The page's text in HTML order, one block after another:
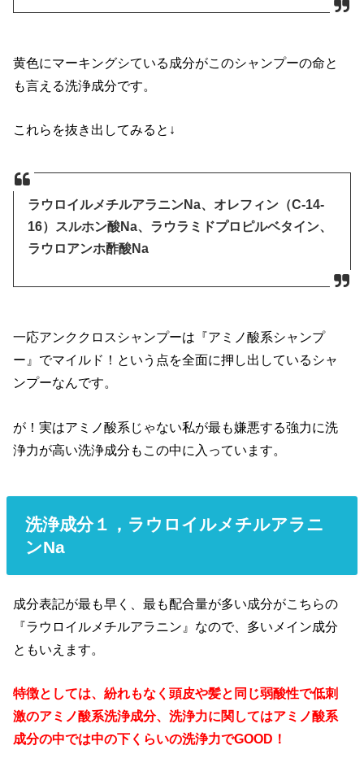
黄色にマーキングシている成分がこのシャンプーの命と
も言える洗浄成分です。
これらを抜き出してみると↓
ラウロイルメチルアラニンNa、オレフィン（C-14-
16）スルホン酸Na、ラウラミドプロピルベタイン、
ラウロアンホ酢酸Na
一応アンククロスシャンプーは『アミノ酸系シャンプ
ー』でマイルド！という点を全面に押し出しているシャ
ンプーなんです。
が！実はアミノ酸系じゃない私が最も嫌悪する強力に洗
浄力が高い洗浄成分もこの中に入っています。
洗浄成分１， ラウロイルメチルアラニ
ンNa
成分表記が最も早く、最も配合量が多い成分がこちらの
『ラウロイルメチルアラニン』なので、多いメイン成分
ともいえます。
特徴としては、紛れもなく頭皮や髪と同じ弱酸性で低刺
激のアミノ酸系洗浄成分、洗浄力に関してはアミノ酸系
成分の中では中の下くらいの洗浄力でGOOD！